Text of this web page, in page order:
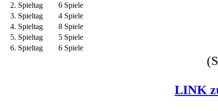
2. Spieltag
6 Spiele
3. Spieltag
4 Spiele
4. Spieltag
8 Spiele
5. Spieltag
5 Spiele
6. Spieltag
6 Spiele
LINK